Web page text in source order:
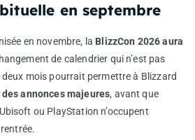
en septembre
en novembre, la BlizzCon 2026 aura
de calendrier qui n’est pas
mois pourrait permettre à Blizzard
annonces majeures, avant que
ou PlayStation n’occupent